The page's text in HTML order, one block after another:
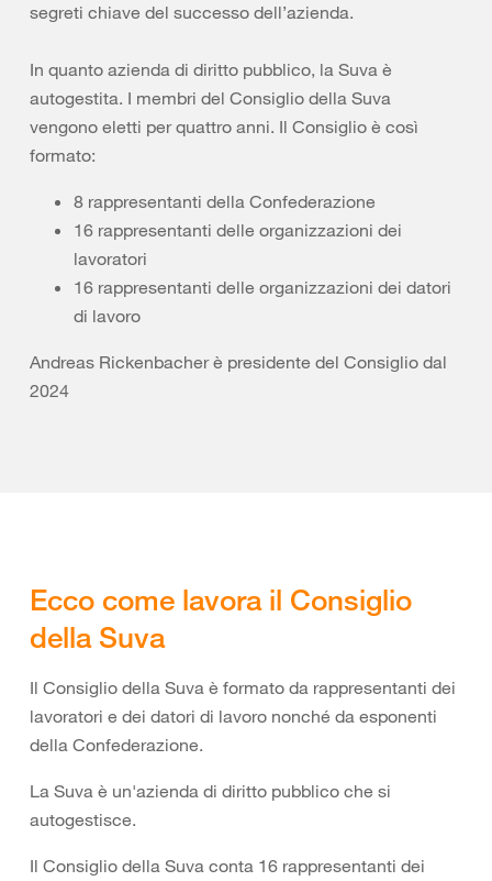
segreti chiave del successo dell’azienda.
In quanto azienda di diritto pubblico, la Suva è
autogestita. I membri del Consiglio della Suva
vengono eletti per quattro anni. Il Consiglio è così
formato:
8 rappresentanti della Confederazione
16 rappresentanti delle organizzazioni dei
lavoratori
16 rappresentanti delle organizzazioni dei datori
di lavoro
Andreas Rickenbacher è presidente del Consiglio dal
2024
Ecco come lavora il Consiglio
della Suva
Il Consiglio della Suva è formato da rappresentanti dei
lavoratori e dei datori di lavoro nonché da esponenti
della Confederazione.
La Suva è un'azienda di diritto pubblico che si
autogestisce.
Il Consiglio della Suva conta 16 rappresentanti dei